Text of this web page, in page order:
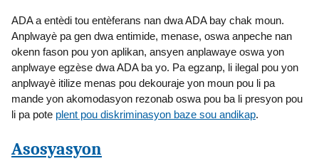
ADA a entèdi tou entèferans nan dwa ADA bay chak moun.
Anplwayè pa gen dwa entimide, menase, oswa anpeche nan
okenn fason pou yon aplikan, ansyen anplawaye oswa yon
anplwaye egzèse dwa ADA ba yo. Pa egzanp, li ilegal pou yon
anplwayè itilize menas pou dekouraje yon moun pou li pa
mande yon akomodasyon rezonab oswa pou ba li presyon pou
li pa pote plent pou diskriminasyon baze sou andikap.
Asosyasyon